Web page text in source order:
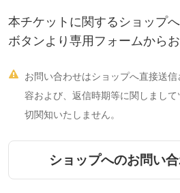
本チケットに関するショップ
ボタンより専用フォームからお

お問い合わせはショップへ直接送
容および、返信時期等に関しまし
切関知いたしません。
ショップへのお問い